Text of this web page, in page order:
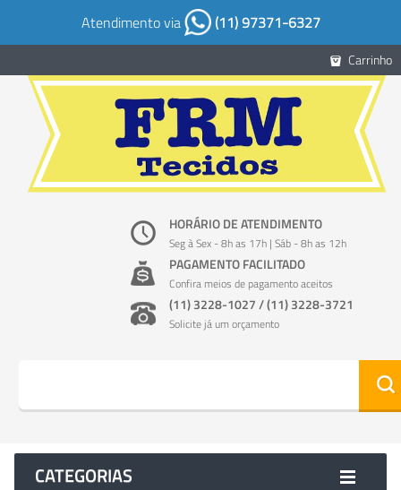
Carrinho
Atendimento via (11) 97371-6327
HORÁRIO DE ATENDIMENTO
Seg à Sex - 8h as 17h | Sáb - 8h as 12h
PAGAMENTO FACILITADO
Confira meios de pagamento aceitos
(11) 3228-1027 / (11) 3228-3721
Solicite já um orçamento
CATEGORIAS